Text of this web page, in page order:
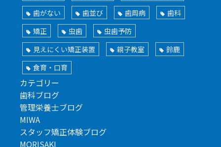
歯がない
歯並び 歯周病
歯科
矯正
虫歯
虫歯予防
見えにくい矯正装置
親子教室
鈴鹿
食育・口育
カテゴリー
歯科ブログ
管理栄養士ブログ
MIWA
スタッフ矯正体験ブログ
MORISAKI